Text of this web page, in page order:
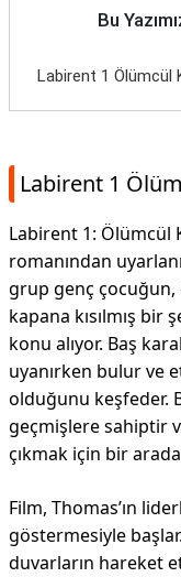
Bu
Labirent 1 Ölümcül
Labirent 1
Labirent 1: Ölümcül
romanından
grup genç çocuğun,
kapana kısılmış
konu alıyor. Baş
uyanırken bulur ve
olduğunu keşfeder.
geçmişlere sahiptir
çıkmak için bir
Film, Thomas’ın
göstermesiyle
duvarların hareket